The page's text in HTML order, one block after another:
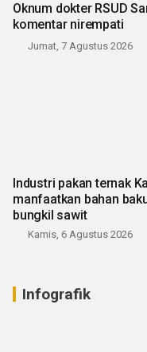
Oknum dokter RSUD
komentar nirempati
Jumat, 7 Agustus 2026
Industri pakan ternak
manfaatkan bahan
bungkil sawit
Kamis, 6 Agustus 2026
Infografik